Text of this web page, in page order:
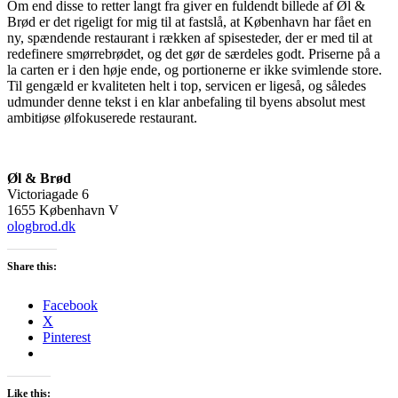
Om end disse to retter langt fra giver en fuldendt billede af Øl &
Brød er det rigeligt for mig til at fastslå, at København har fået en
ny, spændende restaurant i rækken af spisesteder, der er med til at
redefinere smørrebrødet, og det gør de særdeles godt. Priserne på a
la carten er i den høje ende, og portionerne er ikke svimlende store.
Til gengæld er kvaliteten helt i top, servicen er ligeså, og således
udmunder denne tekst i en klar anbefaling til byens absolut mest
ambitiøse ølfokuserede restaurant.
Øl & Brød
Victoriagade 6
1655 København V
ologbrod.dk
Share this:
Facebook
X
Pinterest
Like this: